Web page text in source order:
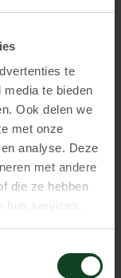
te
te bieden
Ook delen we
met onze
analyse. Deze
met andere
die ze hebben
hun services.